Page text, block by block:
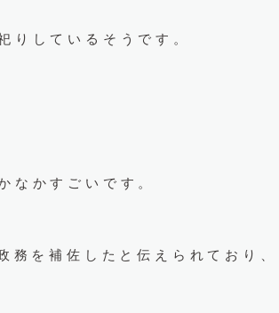
りしているそうです。
なかすごいです。
を補佐したと伝えられており、